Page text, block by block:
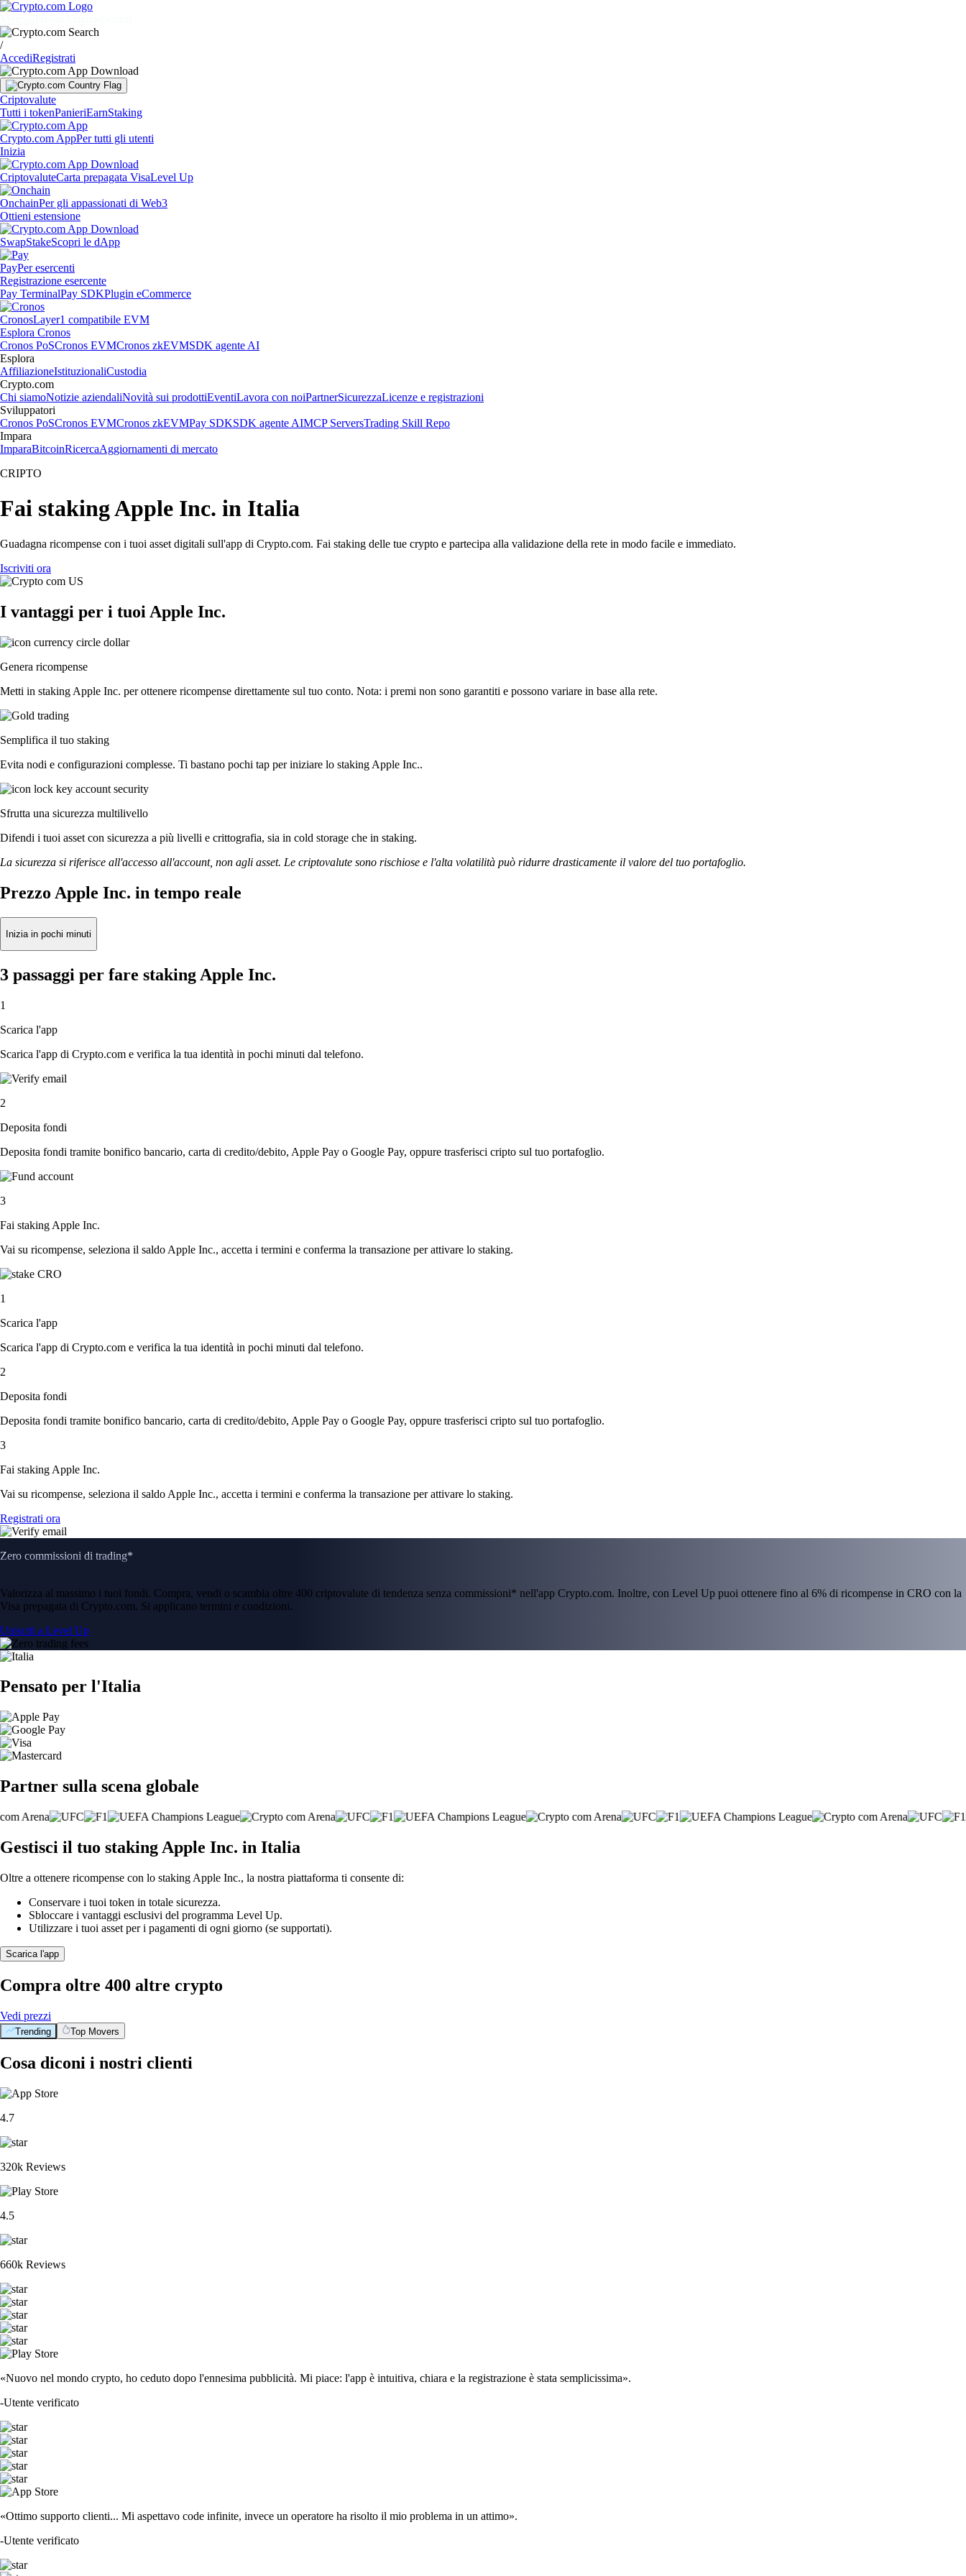
/
AccediRegistrati
Criptovalute
Tutti i tokenPanieriEarnStaking
Crypto.com AppPer tutti gli utenti
Inizia
CriptovaluteCarta prepagata VisaLevel Up
OnchainPer gli appassionati di Web3
Ottieni estensione
SwapStakeScopri le dApp
PayPer esercenti
Registrazione esercente
Pay TerminalPay SDKPlugin eCommerce
CronosLayer1 compatibile EVM
Esplora Cronos
Cronos PoSCronos EVMCronos zkEVMSDK agente AI
Esplora
AffiliazioneIstituzionaliCustodia
Crypto.com
Chi siamoNotizie aziendaliNovità sui prodottiEventiLavora con noiPartnerSicurezzaLicenze e registrazioni
Sviluppatori
Cronos PoSCronos EVMCronos zkEVMPay SDKSDK agente AIMCP ServersTrading Skill Repo
Impara
ImparaBitcoinRicercaAggiornamenti di mercato
CRIPTO
Fai staking Apple Inc. in Italia
Guadagna ricompense con i tuoi asset digitali sull'app di Crypto.com. Fai staking delle tue crypto e partecipa alla validazione della rete in modo facile e immediato.
Iscriviti ora
I vantaggi per i tuoi Apple Inc.
Genera ricompense
Metti in staking Apple Inc. per ottenere ricompense direttamente sul tuo conto. Nota: i premi non sono garantiti e possono variare in base alla rete.
Semplifica il tuo staking
Evita nodi e configurazioni complesse. Ti bastano pochi tap per iniziare lo staking Apple Inc..
Sfrutta una sicurezza multilivello
Difendi i tuoi asset con sicurezza a più livelli e crittografia, sia in cold storage che in staking.
La sicurezza si riferisce all'accesso all'account, non agli asset. Le criptovalute sono rischiose e l'alta volatilità può ridurre drasticamente il valore del tuo portafoglio.
Prezzo Apple Inc. in tempo reale
Inizia in pochi minuti
3 passaggi per fare staking Apple Inc.
1
Scarica l'app
Scarica l'app di Crypto.com e verifica la tua identità in pochi minuti dal telefono.
2
Deposita fondi
Deposita fondi tramite bonifico bancario, carta di credito/debito, Apple Pay o Google Pay, oppure trasferisci cripto sul tuo portafoglio.
3
Fai staking Apple Inc.
Vai su ricompense, seleziona il saldo Apple Inc., accetta i termini e conferma la transazione per attivare lo staking.
1
Scarica l'app
Scarica l'app di Crypto.com e verifica la tua identità in pochi minuti dal telefono.
2
Deposita fondi
Deposita fondi tramite bonifico bancario, carta di credito/debito, Apple Pay o Google Pay, oppure trasferisci cripto sul tuo portafoglio.
3
Fai staking Apple Inc.
Vai su ricompense, seleziona il saldo Apple Inc., accetta i termini e conferma la transazione per attivare lo staking.
Registrati ora
Zero commissioni di trading*
Valorizza al massimo i tuoi fondi. Compra, vendi o scambia oltre 400 criptovalute di tendenza senza commissioni* nell'app Crypto.com. Inoltre, con Level Up puoi ottenere fino al 6% di ricompense in CRO con la
Visa prepagata di Crypto.com. Si applicano termini e condizioni.
Unisciti a Level Up
Pensato per l'Italia
Partner sulla scena globale
Gestisci il tuo staking Apple Inc. in Italia
Oltre a ottenere ricompense con lo staking Apple Inc., la nostra piattaforma ti consente di:
Conservare i tuoi token in totale sicurezza.
Sbloccare i vantaggi esclusivi del programma Level Up.
Utilizzare i tuoi asset per i pagamenti di ogni giorno (se supportati).
Scarica l'app
Compra oltre 400 altre crypto
Vedi prezzi
Trending Top Movers
Cosa diconi i nostri clienti
4.7
320k Reviews
4.5
660k Reviews
«Nuovo nel mondo crypto, ho ceduto dopo l'ennesima pubblicità. Mi piace: l'app è intuitiva, chiara e la registrazione è stata semplicissima».
-Utente verificato
«Ottimo supporto clienti... Mi aspettavo code infinite, invece un operatore ha risolto il mio problema in un attimo».
-Utente verificato